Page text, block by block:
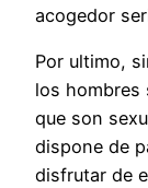
acogedor
Por ultimo,
los hombres
que son
dispone de
disfrutar de